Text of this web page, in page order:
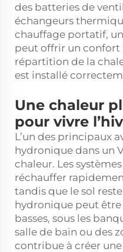
des batteries de
échangeurs
chauffage portatif,
peut offrir un confort
répartition de la
est installé
Une chaleur
pour vivre
L’un des principaux
hydronique dans un
chaleur. Les
réchauffer
tandis que le sol
hydronique peut être
basses, sous les
salle de bain ou des
contribue à créer